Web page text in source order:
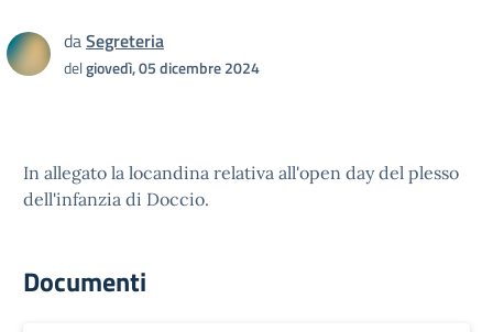
daSegreteria
delgiovedì, 05 dicembre 2024
In allegato la locandina relativa all'open day del plesso
dell'infanzia di Doccio.
Documenti